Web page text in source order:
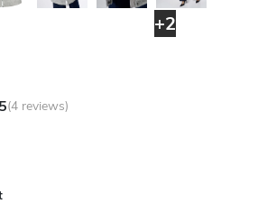
+2
(4 reviews)